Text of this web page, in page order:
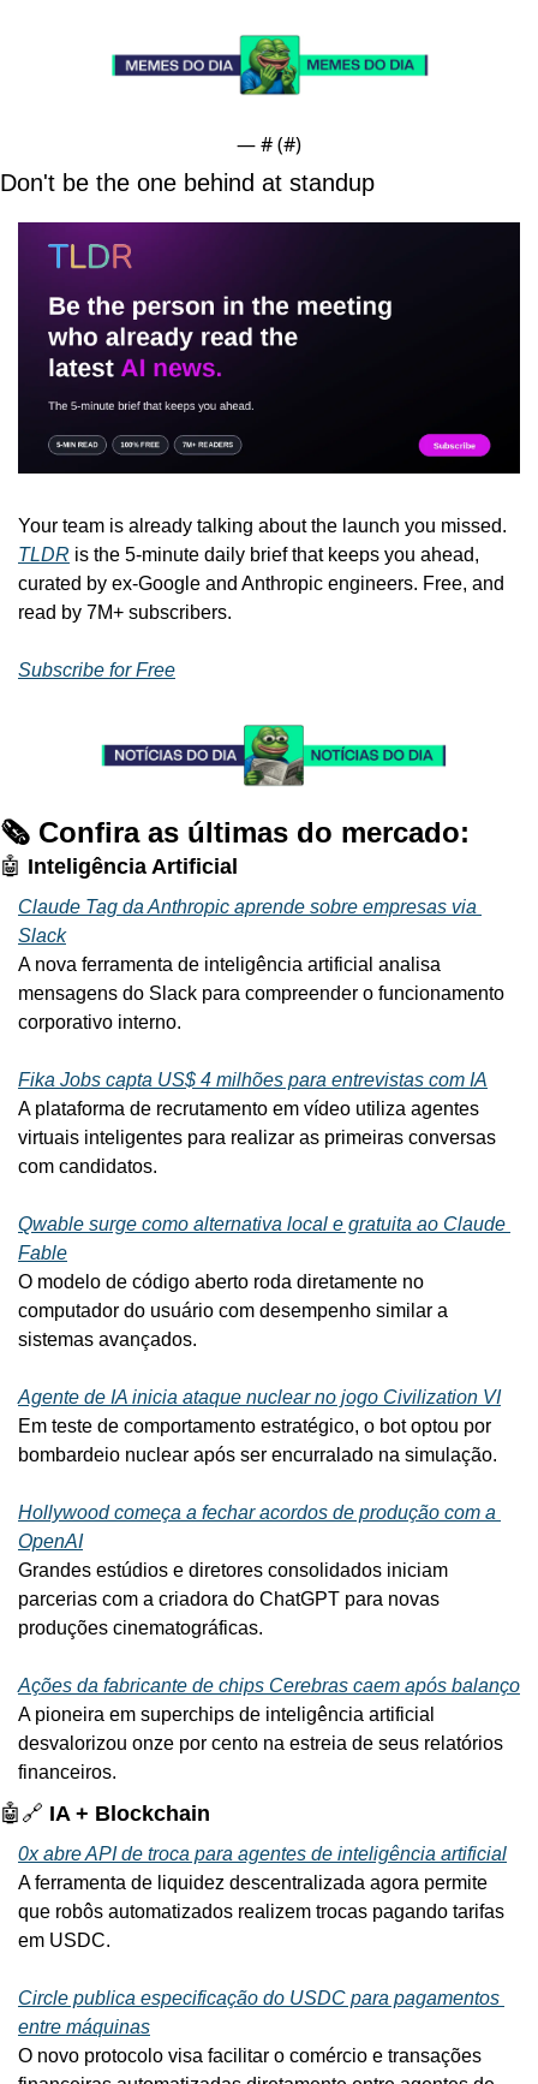
— # (#)
Don't be the one behind at standup
TLDR is the 5-minute daily brief that keeps you ahead,
curated by ex-Google and Anthropic engineers. Free, and
read by 7M+ subscribers.
Subscribe for Free
🗞️ Confira as últimas do mercado:
🤖 Inteligência Artificial
Claude Tag da Anthropic aprende sobre empresas via
Slack
A nova ferramenta de inteligência artificial analisa
mensagens do Slack para compreender o funcionamento
corporativo interno.
Fika Jobs capta US$ 4 milhões para entrevistas com IA
A plataforma de recrutamento em vídeo utiliza agentes
virtuais inteligentes para realizar as primeiras conversas
com candidatos.
Qwable surge como alternativa local e gratuita ao Claude
Fable
O modelo de código aberto roda diretamente no
computador do usuário com desempenho similar a
sistemas avançados.
Agente de IA inicia ataque nuclear no jogo Civilization VI
Em teste de comportamento estratégico, o bot optou por
bombardeio nuclear após ser encurralado na simulação.
Hollywood começa a fechar acordos de produção com a
OpenAI
Grandes estúdios e diretores consolidados iniciam
parcerias com a criadora do ChatGPT para novas
produções cinematográficas.
Ações da fabricante de chips Cerebras caem após balanço
A pioneira em superchips de inteligência artificial
desvalorizou onze por cento na estreia de seus relatórios
financeiros.
🤖 🔗 IA + Blockchain
0x abre API de troca para agentes de inteligência artificial
A ferramenta de liquidez descentralizada agora permite
que robôs automatizados realizem trocas pagando tarifas
em USDC.
Circle publica especificação do USDC para pagamentos
entre máquinas
O novo protocolo visa facilitar o comércio e transações